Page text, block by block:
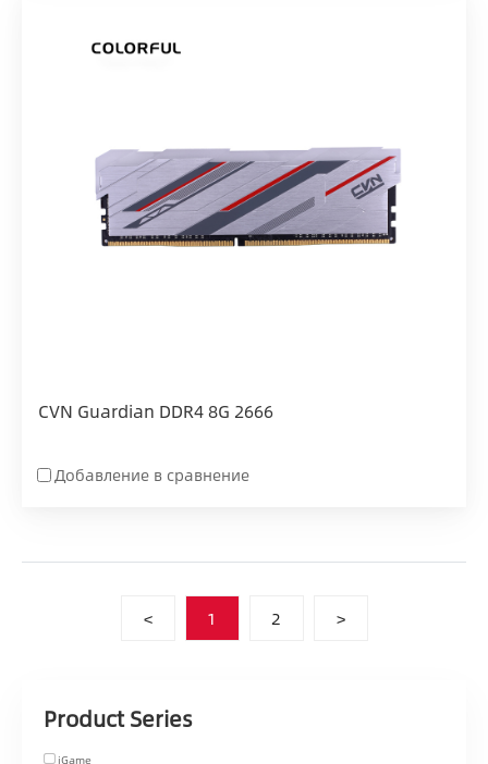
CVN Guardian DDR4 8G 2666
Добавление в сравнение
< 1 2 >
Product Series
iGame